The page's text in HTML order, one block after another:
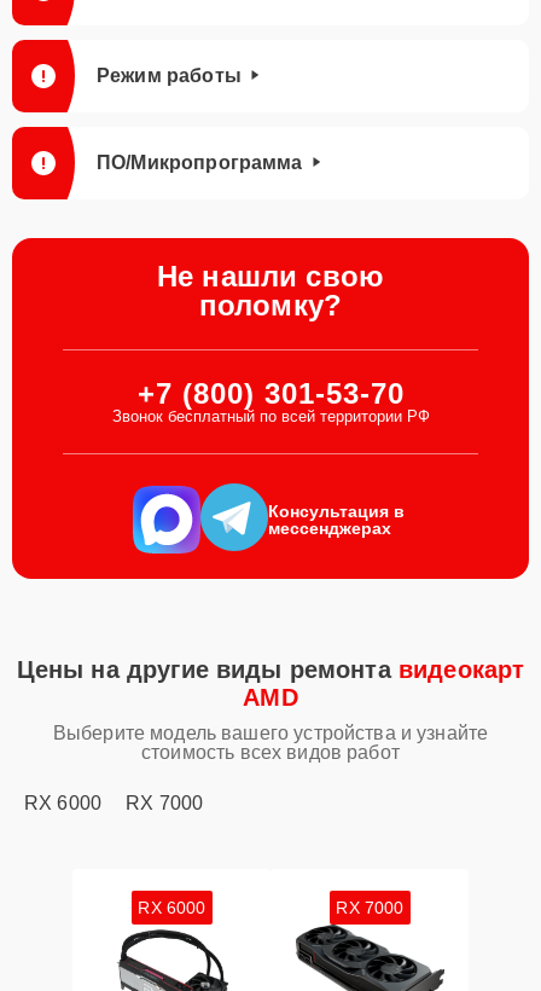
Режим работы
ПО/Микропрограмма
Не нашли свою
поломку?
+7 (800) 301-53-70
Звонок бесплатный по всей территории РФ
Консультация в
мессенджерах
Цены на другие виды ремонта видеокарт
AMD
Выберите модель вашего устройства и узнайте
стоимость всех видов работ
RX 6000 RX 7000
RX 6000 RX 7000